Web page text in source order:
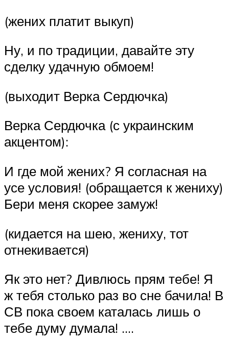
(жених платит выкуп)
Ну, и по традиции, давайте эту
сделку удачную обмоем!
(выходит Верка Сердючка)
Верка Сердючка (с украинским
акцентом):
И где мой жених? Я согласная на
усе условия! (обращается к жениху)
Бери меня скорее замуж!
(кидается на шею, жениху, тот
отнекивается)
Як это нет? Дивлюсь прям тебе! Я
ж тебя столько раз во сне бачила! В
СВ пока своем каталась лишь о
тебе думу думала! ….